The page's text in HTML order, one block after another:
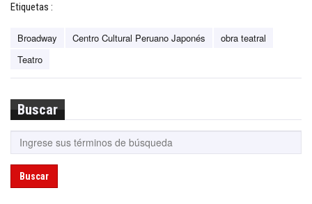
Etiquetas :
Broadway Centro Cultural Peruano Japonés
obra teatral
Teatro
Buscar
Buscar